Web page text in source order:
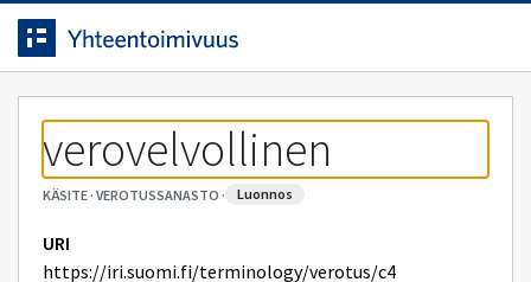
Siirrytty
sivulle
Siirry suoraan sisältöön.
verovelvollinen
KÄSITE· VEROTUSSANASTO · luonnos
URI
https://iri.suomi.fi/terminology/verotus/c4